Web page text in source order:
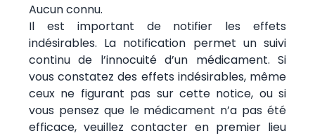
Aucun connu.
Il est important de notifier les effets
indésirables. La notification permet un suivi
continu de l’innocuité d’un médicament. Si
vous constatez des effets indésirables, même
ceux ne figurant pas sur cette notice, ou si
vous pensez que le médicament n’a pas été
efficace, veuillez contacter en premier lieu